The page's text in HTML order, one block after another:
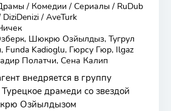
/ Комедии / Сериалы / RuDub
/ AveTurk
Шюкрю Озйылдыз, Тугрул
Kadioglu, Гюрсу Гюр, Ilgaz
Полатчи, Сена Калип
внедряется в группу
драмеди со звездой
Озйылдызом